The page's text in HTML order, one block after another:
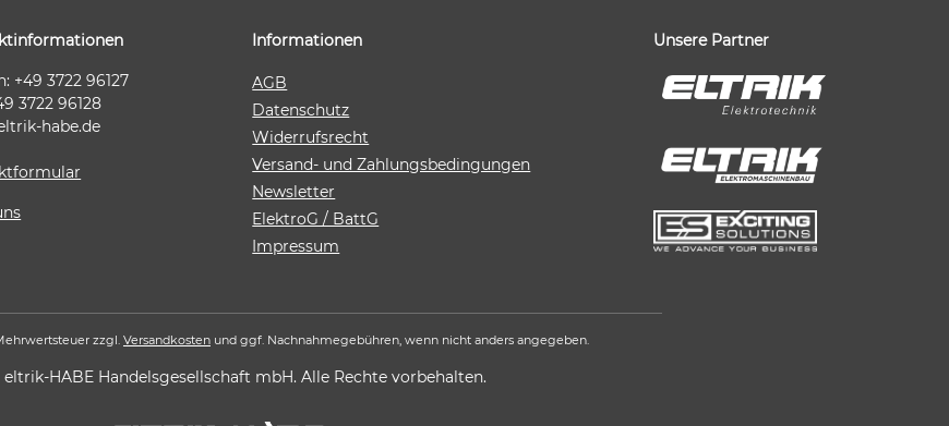
+49 3722 96127
3722 96128
habe.de
Informationen
AGB
Datenschutz
Widerrufsrecht
Versand- und Zahlungsbedingungen
Newsletter
ElektroG / BattG
Impressum
Unsere Partner
zzgl. Versandkosten und ggf. Nachnahmegebühren, wenn nicht anders angegeben.
HABE Handelsgesellschaft mbH. Alle Rechte vorbehalten.